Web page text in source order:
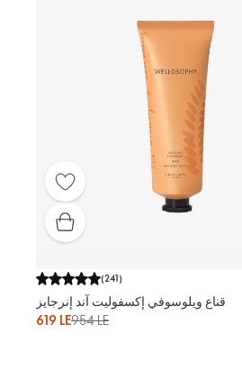
(241)
قناع ويلوسوفي إكسفوليت آند إنرجايز
619 LE954 LE